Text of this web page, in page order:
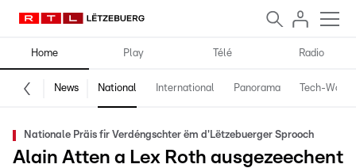
Home Play Télé Radio
News National International Panorama Tech-World
Nationale Präis fir Verdéngschter ëm d'Lëtzebuerger Sprooch
Alain Atten a Lex Roth ausgezeechent